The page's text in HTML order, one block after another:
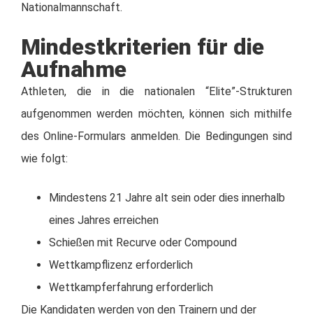
Nationalmannschaft.
Mindestkriterien für die
Aufnahme
Athleten, die in die nationalen “Elite”-Strukturen
aufgenommen werden möchten, können sich mithilfe
des Online-Formulars anmelden. Die Bedingungen sind
wie folgt:
Mindestens 21 Jahre alt sein oder dies innerhalb
eines Jahres erreichen
Schießen mit Recurve oder Compound
Wettkampflizenz erforderlich
Wettkampferfahrung erforderlich
Die Kandidaten werden von den Trainern und der